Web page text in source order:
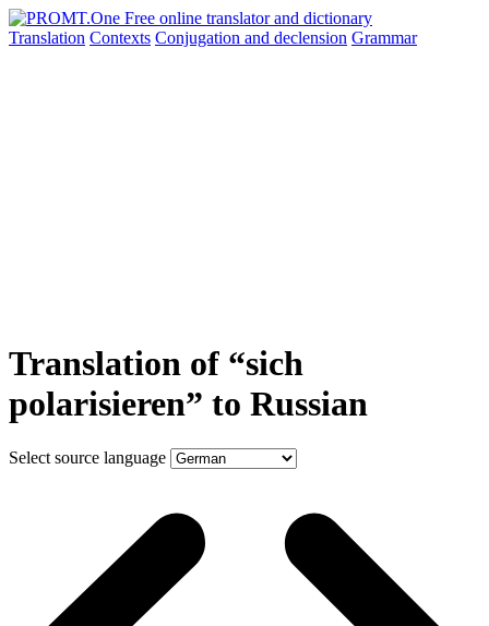
Translation Contexts Conjugation and declension Grammar
Translation of “sich
polarisieren” to Russian
Select source language